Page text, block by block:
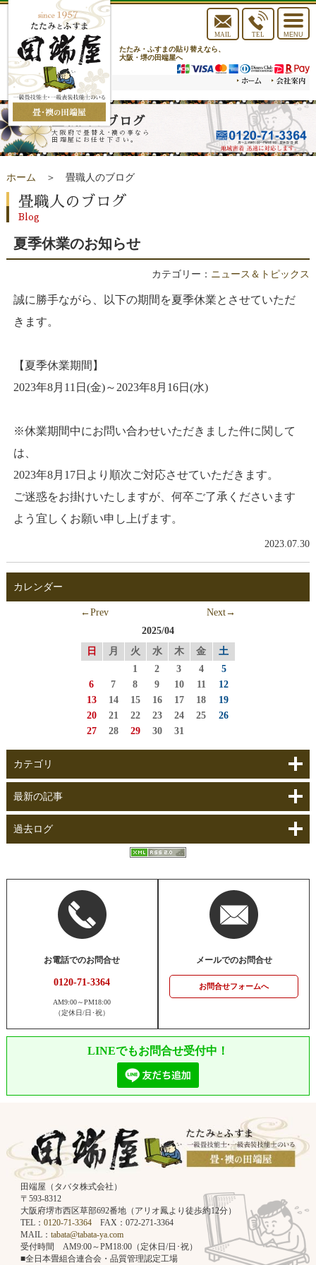
MAIL TEL
toggle
MENU
たたみ・ふすまの貼り替えなら、
大阪・堺の田端屋へ
畳職人のブログ
大阪府で畳替え･襖の事なら
田端屋にお任せ下さい。
ホーム ＞ 畳職人のブログ
畳職人のブログ
Blog
夏季休業のお知らせ
カテゴリー： ニュース＆トピックス
誠に勝手ながら、以下の期間を夏季休業とさせていただ
きます。
【夏季休業期間】
2023年8月11日(金)～2023年8月16日(水)
※休業期間中にお問い合わせいただきました件に関して
は、
2023年8月17日より順次ご対応させていただきます。
ご迷惑をお掛けいたしますが、何卒ご了承くださいます
よう宜しくお願い申し上げます。
2023.07.30
カレンダー
←Prev
Next→
2025/04
日
月 火 水 木 金
土
1
2 3 4
5
6
7 8 9 10 11
12
13
14 15 16 17 18
19
20
21 22 23 24 25
26
27
28 29 30 31
カテゴリ
最新の記事
過去ログ
お電話でのお問合せ
0120-71-3364
AM9:00～PM18:00
（定休日/日･祝）
メールでのお問合せ
お問合せフォームへ
LINEでもお問合せ受付中！
田端屋（タバタ株式会社）
〒593-8312
大阪府堺市西区草部692番地（アリオ鳳より徒歩約12分）
TEL： 0120-71-3364FAX：072-271-3364
MAIL： tabata@tabata-ya.com
受付時間 AM9:00～PM18:00（定休日/日･祝）
■全日本畳組合連合会・品質管理認定工場